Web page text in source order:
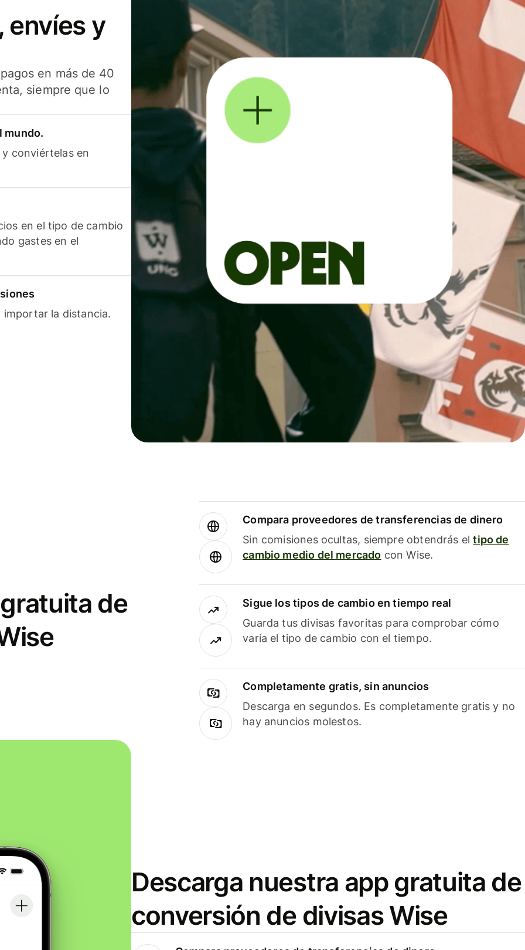
envíes y
en más de 40
siempre que lo
mundo.
conviértelas en
en el tipo de cambio
gastes en el
importar la distancia.
de
Compara proveedores de transferencias de dinero
Sin comisiones ocultas, siempre obtendrás eltipo de
cambio medio del mercado con Wise.
Sigue los tipos de cambio en tiempo real
Guarda tus divisas favoritas para comprobar cómo
varía el tipo de cambio con el tiempo.
Completamente gratis, sin anuncios
Descarga en segundos. Es completamente gratis y no
hay anuncios molestos.
Descarga nuestra app gratuita de
conversión de divisas Wise